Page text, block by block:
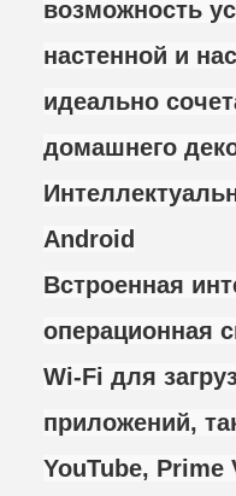
возможность
настенной и
идеально
домашнего
Android
Встроенная
операционная
Wi-Fi для
приложений,
YouTube, Prime